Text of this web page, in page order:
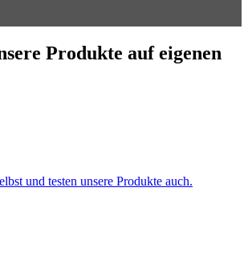
Produkte auf eigenen